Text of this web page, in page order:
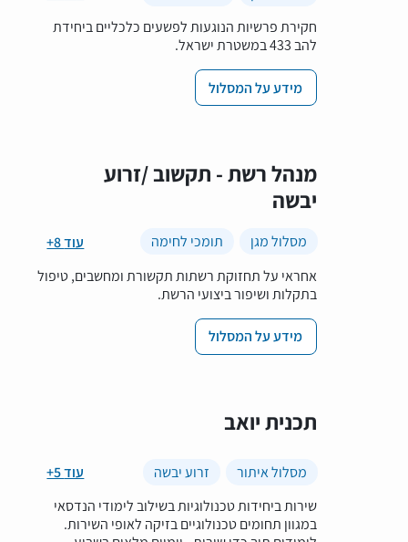
חקירת פרשיות הנוגעות לפשעים כלכליים ביחידת
להב 433 במשטרת ישראל.
מידע על המסלול
מנהל רשת - תקשוב /זרוע
יבשה
+8 עוד מסלול מגן
תומכי לחימה
אחראי על תחזוקת רשתות תקשורת ומחשבים, טיפול
בתקלות ושיפור ביצועי הרשת.
מידע על המסלול
תכנית יואב
+5 עוד מסלול איתור
זרוע יבשה
שירות ביחידות טכנולוגיות בשילוב לימודי הנדסאי
במגוון תחומים טכנולוגיים בזיקה לאופי השירות.